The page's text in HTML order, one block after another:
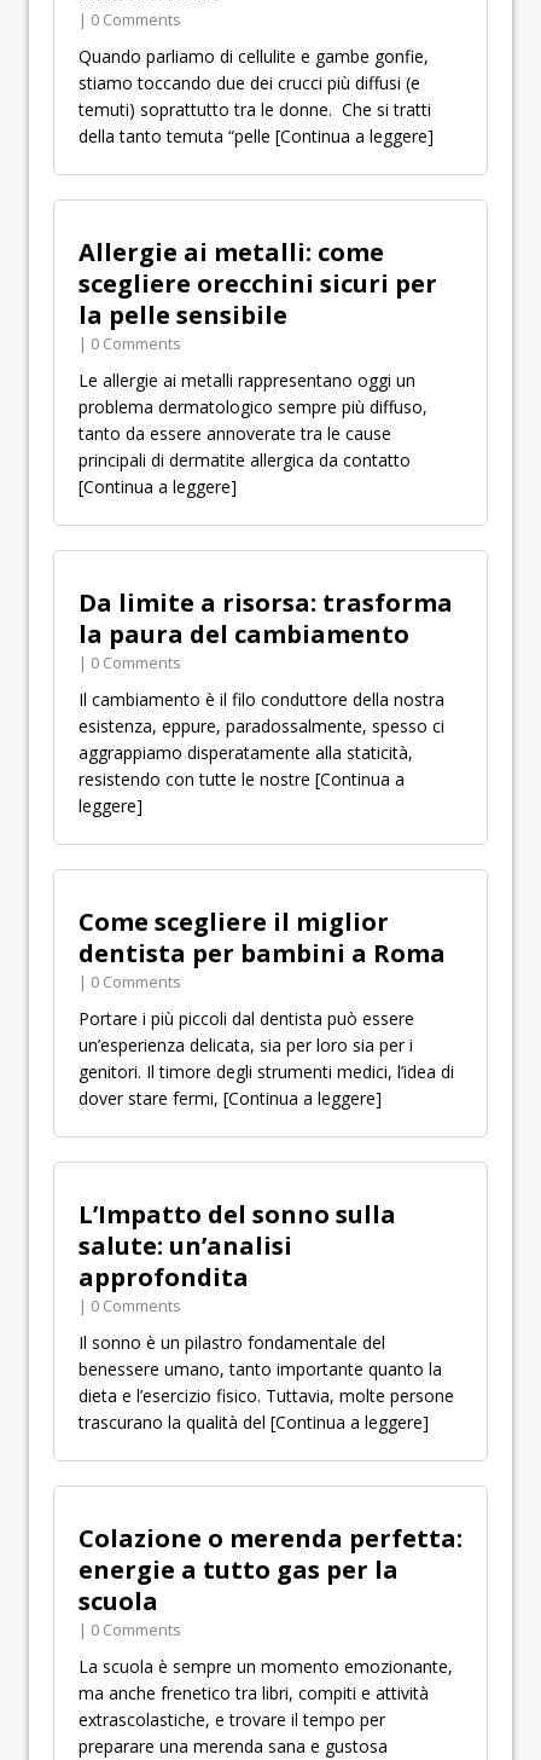
| 0 Comments
Quando parliamo di cellulite e gambe gonfie,
stiamo toccando due dei crucci più diffusi (e
temuti) soprattutto tra le donne. Che si tratti
della tanto temuta “pelle [Continua a leggere]
Allergie ai metalli: come
scegliere orecchini sicuri per
la pelle sensibile
| 0 Comments
Le allergie ai metalli rappresentano oggi un
problema dermatologico sempre più diffuso,
tanto da essere annoverate tra le cause
principali di dermatite allergica da contatto
[Continua a leggere]
Da limite a risorsa: trasforma
la paura del cambiamento
| 0 Comments
Il cambiamento è il filo conduttore della nostra
esistenza, eppure, paradossalmente, spesso ci
aggrappiamo disperatamente alla staticità,
resistendo con tutte le nostre [Continua a
leggere]
Come scegliere il miglior
dentista per bambini a Roma
| 0 Comments
Portare i più piccoli dal dentista può essere
un’esperienza delicata, sia per loro sia per i
genitori. Il timore degli strumenti medici, l’idea di
dover stare fermi, [Continua a leggere]
L’Impatto del sonno sulla
salute: un’analisi
approfondita
| 0 Comments
Il sonno è un pilastro fondamentale del
benessere umano, tanto importante quanto la
dieta e l’esercizio fisico. Tuttavia, molte persone
trascurano la qualità del [Continua a leggere]
Colazione o merenda perfetta:
energie a tutto gas per la
scuola
| 0 Comments
La scuola è sempre un momento emozionante,
ma anche frenetico tra libri, compiti e attività
extrascolastiche, e trovare il tempo per
preparare una merenda sana e gustosa